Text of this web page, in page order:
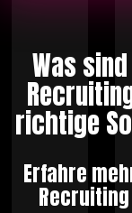
Was
richtige
Erfahre